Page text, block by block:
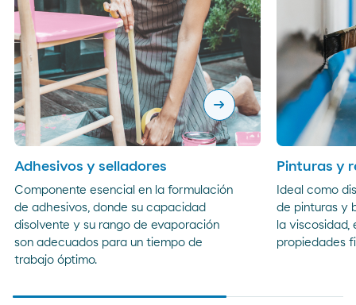
arrow_right_alt
Adhesivos y selladores
Componente esencial en la formulación
de adhesivos, donde su capacidad
disolvente y su rango de evaporación
son adecuados para un tiempo de
trabajo óptimo.
Pinturas y
Ideal como
de pinturas y
la viscosidad,
propiedades